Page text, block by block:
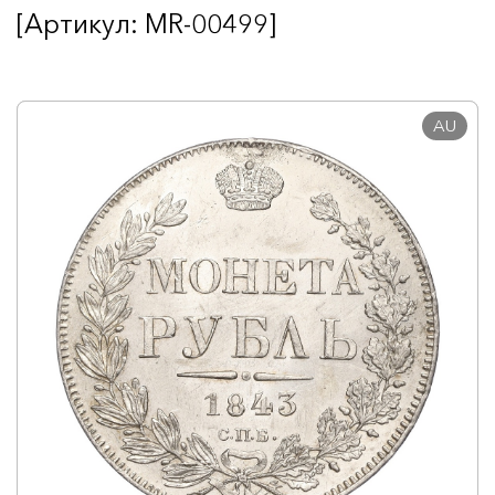
[Артикул: MR-00499]
AU